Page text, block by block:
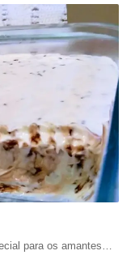
para os amantes